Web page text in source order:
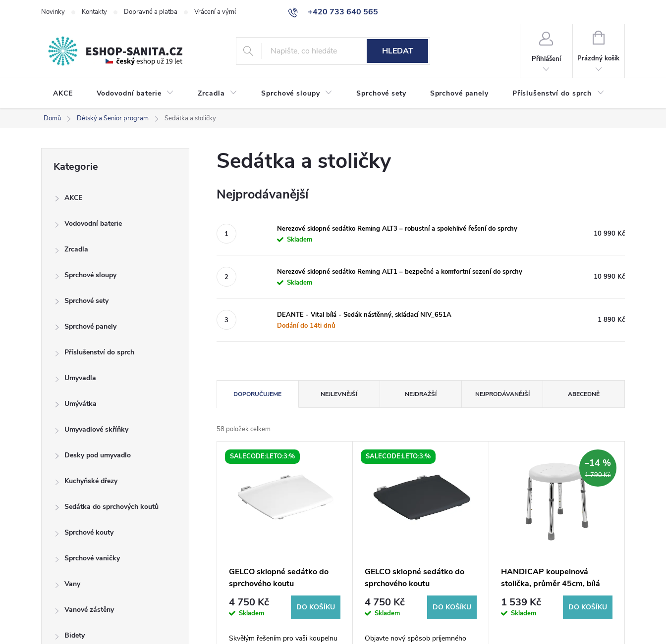
+420 733 640 565
info@eshop-sanita.cz
Novinky Kontakty Dopravné a platba Vrácení a výměna zboží Reklamace Obchodní podmínky
HLEDAT
Přihlášení
NÁKUPNÍ
Prázdný košík
AKCE Vodovodní baterie Zrcadla Sprchové sloupy Sprchové sety Sprchové panely Příslušenství do sprch
Domů Dětský a Senior program Sedátka a stoličky
kategorie
Kategorie
AKCE
Vodovodní baterie
Zrcadla
Sprchové sloupy
Sprchové sety
Sprchové panely
Příslušenství do sprch
Umyvadla
Umývátka
Umyvadlové skříňky
Desky pod umyvadlo
Kuchyňské dřezy
Sedátka do sprchových koutů
Sprchové kouty
Sprchové vaničky
Vany
Vanové zástěny
Bidety
Sedátka a stoličky
Nejprodávanější
Nerezové sklopné sedátko Reming ALT3 – robustní a spolehlivé řešení do sprchy
Skladem
10 990 Kč
Nerezové sklopné sedátko Reming ALT1 – bezpečné a komfortní sezení do sprchy
Skladem
10 990 Kč
DEANTE - Vital bílá - Sedák nástěnný, skládací NIV_651A
Dodání do 14ti dnů
1 890 Kč
a
z
e
DOPORUČUJEME NEJLEVNĚJŠÍ NEJDRAŽŠÍ NEJPRODÁVANĚJŠÍ ABECEDNĚ
58 položek celkem
VSALECODE:LETO:3:%
GELCO sklopné sedátko do
sprchového koutu
32,5x32,5cm, bílá
4 750 Kč
Skladem
DO KOŠÍKU
Skvělým řešením pro vaši koupelnu
SALECODE:LETO:3:%
GELCO sklopné sedátko do
sprchového koutu
32,5x32,5cm, tmavě šedá
4 750 Kč
Skladem
DO KOŠÍKU
Objavte nový spôsob príjemného
1 790 Kč
–14 %
HANDICAP koupelnová
stolička, průměr 45cm, bílá
1 539 Kč
Skladem
DO KOŠÍKU